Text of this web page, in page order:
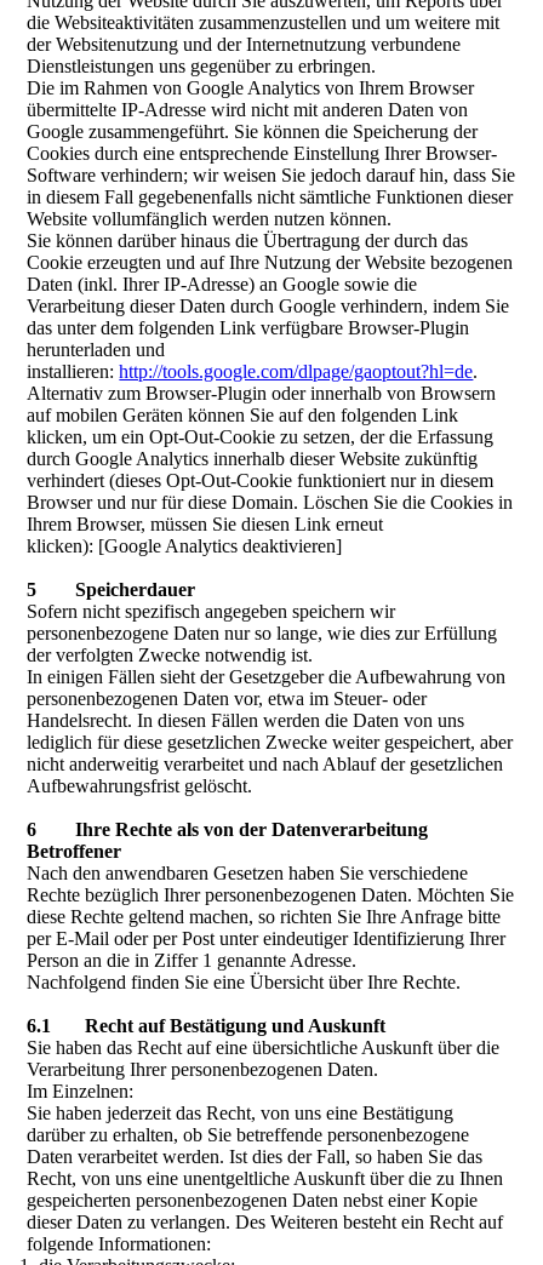
die Websiteaktivitäten zusammenzustellen und um weitere mit
der Websitenutzung und der Internetnutzung verbundene
Dienstleistungen uns gegenüber zu erbringen.
Die im Rahmen von Google Analytics von Ihrem Browser
übermittelte IP-Adresse wird nicht mit anderen Daten von
Google zusammengeführt. Sie können die Speicherung der
Cookies durch eine entsprechende Einstellung Ihrer Browser-
Software verhindern; wir weisen Sie jedoch darauf hin, dass Sie
in diesem Fall gegebenenfalls nicht sämtliche Funktionen dieser
Website vollumfänglich werden nutzen können.
Sie können darüber hinaus die Übertragung der durch das
Cookie erzeugten und auf Ihre Nutzung der Website bezogenen
Daten (inkl. Ihrer IP-Adresse) an Google sowie die
Verarbeitung dieser Daten durch Google verhindern, indem Sie
das unter dem folgenden Link verfügbare Browser-Plugin
herunterladen und
installieren:http://tools.google.com/dlpage/gaoptout?hl=de.
Alternativ zum Browser-Plugin oder innerhalb von Browsern
auf mobilen Geräten können Sie auf den folgenden Link
klicken, um ein Opt-Out-Cookie zu setzen, der die Erfassung
durch Google Analytics innerhalb dieser Website zukünftig
verhindert (dieses Opt-Out-Cookie funktioniert nur in diesem
Browser und nur für diese Domain. Löschen Sie die Cookies in
Ihrem Browser, müssen Sie diesen Link erneut
klicken): [Google Analytics deaktivieren]
5 Speicherdauer
Sofern nicht spezifisch angegeben speichern wir
personenbezogene Daten nur so lange, wie dies zur Erfüllung
der verfolgten Zwecke notwendig ist.
In einigen Fällen sieht der Gesetzgeber die Aufbewahrung von
personenbezogenen Daten vor, etwa im Steuer- oder
Handelsrecht. In diesen Fällen werden die Daten von uns
lediglich für diese gesetzlichen Zwecke weiter gespeichert, aber
nicht anderweitig verarbeitet und nach Ablauf der gesetzlichen
Aufbewahrungsfrist gelöscht.
6 Ihre Rechte als von der Datenverarbeitung
Betroffener
Nach den anwendbaren Gesetzen haben Sie verschiedene
Rechte bezüglich Ihrer personenbezogenen Daten. Möchten Sie
diese Rechte geltend machen, so richten Sie Ihre Anfrage bitte
per E-Mail oder per Post unter eindeutiger Identifizierung Ihrer
Person an die in Ziffer 1 genannte Adresse.
Nachfolgend finden Sie eine Übersicht über Ihre Rechte.
6.1 Recht auf Bestätigung und Auskunft
Sie haben das Recht auf eine übersichtliche Auskunft über die
Verarbeitung Ihrer personenbezogenen Daten.
Im Einzelnen:
Sie haben jederzeit das Recht, von uns eine Bestätigung
darüber zu erhalten, ob Sie betreffende personenbezogene
Daten verarbeitet werden. Ist dies der Fall, so haben Sie das
Recht, von uns eine unentgeltliche Auskunft über die zu Ihnen
gespeicherten personenbezogenen Daten nebst einer Kopie
dieser Daten zu verlangen. Des Weiteren besteht ein Recht auf
folgende Informationen: